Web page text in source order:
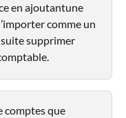
en ajoutantune
comme un
supprimer
comptes que